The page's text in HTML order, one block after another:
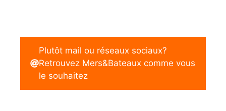
Plutôt mail ou réseaux sociaux?
Retrouvez Mers&Bateaux comme vous
le souhaitez